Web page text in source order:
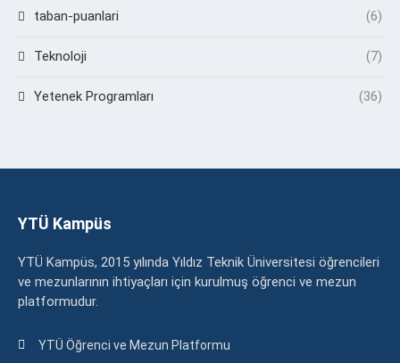
taban-puanlari (6)
Teknoloji (7)
Yetenek Programları (36)
YTÜ Kampüs
YTÜ Kampüs, 2015 yılında Yıldız Teknik Üniversitesi öğrencileri
ve mezunlarının ihtiyaçları için kurulmuş öğrenci ve mezun
platformudur.
YTÜ Öğrenci ve Mezun Platformu